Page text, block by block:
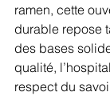
ramen, cette
durable repose
des bases
qualité,
respect du